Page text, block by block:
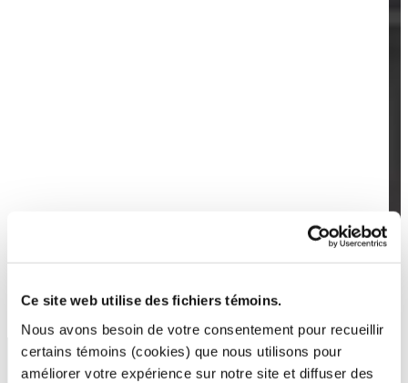
Ce site web utilise des fichiers témoins.
Nous avons besoin de votre consentement pour recueillir
certains témoins (cookies) que nous utilisons pour
améliorer votre expérience sur notre site et diffuser des